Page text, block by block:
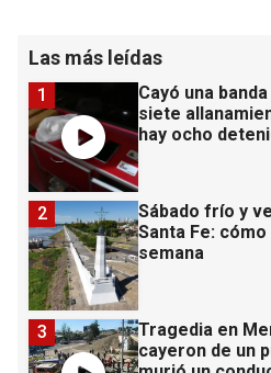
Las más leídas
Cayó una
siete
hay ocho
1
Sábado frío y
Santa Fe:
semana
2
Tragedia en
cayeron de un
3